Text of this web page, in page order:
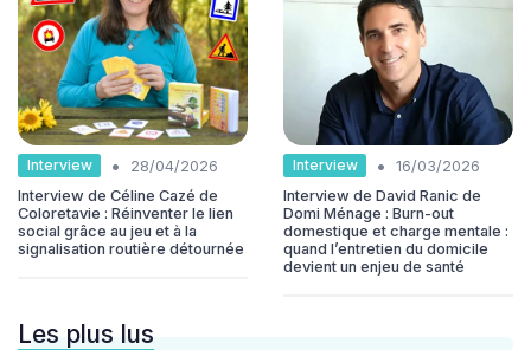
Interview •
28/04/2026
Interview de Céline Cazé de
Coloretavie : Réinventer le lien
social grâce au jeu et à la
signalisation routière détournée
Interview •
16/03/2026
Interview de David Ranic de
Domi Ménage : Burn-out
domestique et charge mentale :
quand l’entretien du domicile
devient un enjeu de santé
Les plus lus